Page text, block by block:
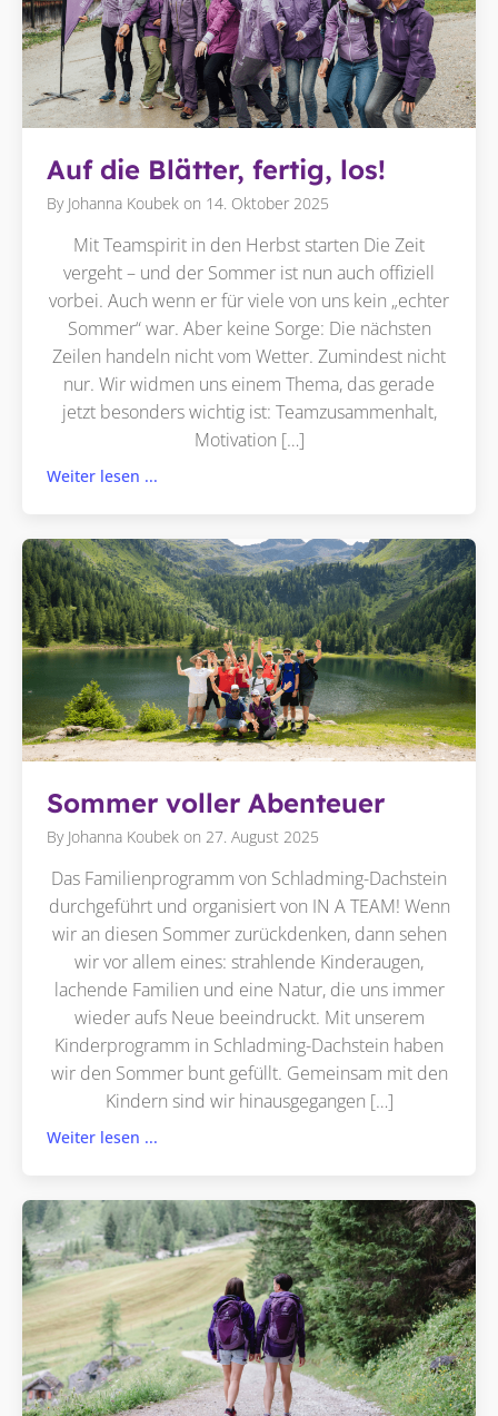
Auf die Blätter, fertig, los!
By Johanna Koubek on 14. Oktober 2025
Mit Teamspirit in den Herbst starten Die Zeit
vergeht – und der Sommer ist nun auch offiziell
vorbei. Auch wenn er für viele von uns kein „echter
Sommer“ war. Aber keine Sorge: Die nächsten
Zeilen handeln nicht vom Wetter. Zumindest nicht
nur. Wir widmen uns einem Thema, das gerade
jetzt besonders wichtig ist: Teamzusammenhalt,
Motivation […]
Weiter lesen ...
Sommer voller Abenteuer
By Johanna Koubek on 27. August 2025
Das Familienprogramm von Schladming-Dachstein
durchgeführt und organisiert von IN A TEAM! Wenn
wir an diesen Sommer zurückdenken, dann sehen
wir vor allem eines: strahlende Kinderaugen,
lachende Familien und eine Natur, die uns immer
wieder aufs Neue beeindruckt. Mit unserem
Kinderprogramm in Schladming-Dachstein haben
wir den Sommer bunt gefüllt. Gemeinsam mit den
Kindern sind wir hinausgegangen […]
Weiter lesen ...